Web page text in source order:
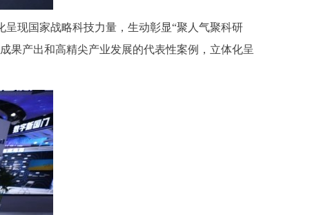
现国家战略科技力量，生动彰显“聚人气聚科研
果产出和高精尖产业发展的代表性案例，立体化呈